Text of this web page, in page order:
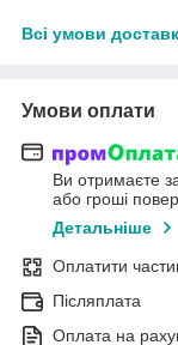
Всі умови
Умови оплати
Ви отримаєте
або гроші
Детальніше
Оплатити
Післяплата
Оплата на